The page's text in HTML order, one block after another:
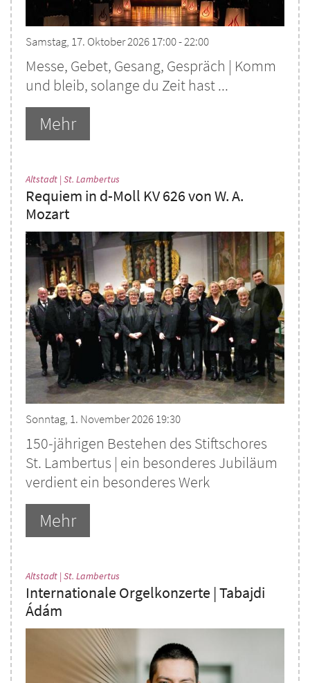
Samstag, 17. Oktober 2026 17:00 - 22:00
Messe, Gebet, Gesang, Gespräch | Komm
und bleib, solange du Zeit hast ...
Mehr
Altstadt | St. Lambertus
Requiem in d-Moll KV 626 von W. A.
Mozart
Sonntag, 1. November 2026 19:30
150-jährigen Bestehen des Stiftschores
St. Lambertus | ein besonderes Jubiläum
verdient ein besonderes Werk
Mehr
Altstadt | St. Lambertus
Internationale Orgelkonzerte | Tabajdi
Ádám